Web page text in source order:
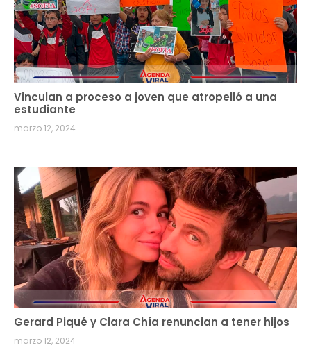
Vinculan a proceso a joven que atropelló a una
estudiante
marzo 12, 2024
Gerard Piqué y Clara Chía renuncian a tener hijos
marzo 12, 2024